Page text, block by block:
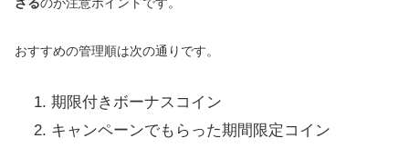
おすすめの管理順は次の通りです。
期限付きボーナスコイン
キャンペーンでもらった期間限定コイン